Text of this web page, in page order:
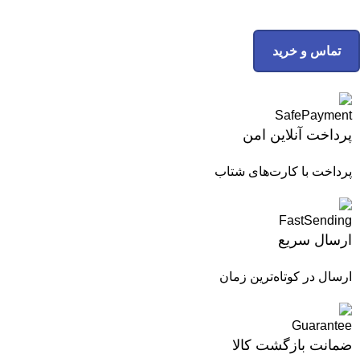
تماس و خرید
پرداخت آنلاین امن
پرداخت با کارت‌های شتاب
ارسال سریع
ارسال در کوتاه‌ترین زمان
ضمانت بازگشت کالا